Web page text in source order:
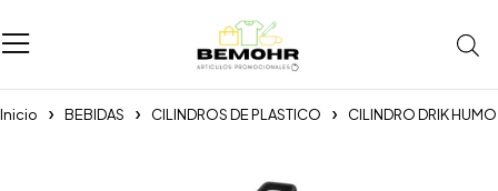
Inicio BEBIDAS CILINDROS DE PLASTICO CILINDRO DRIK HUMO